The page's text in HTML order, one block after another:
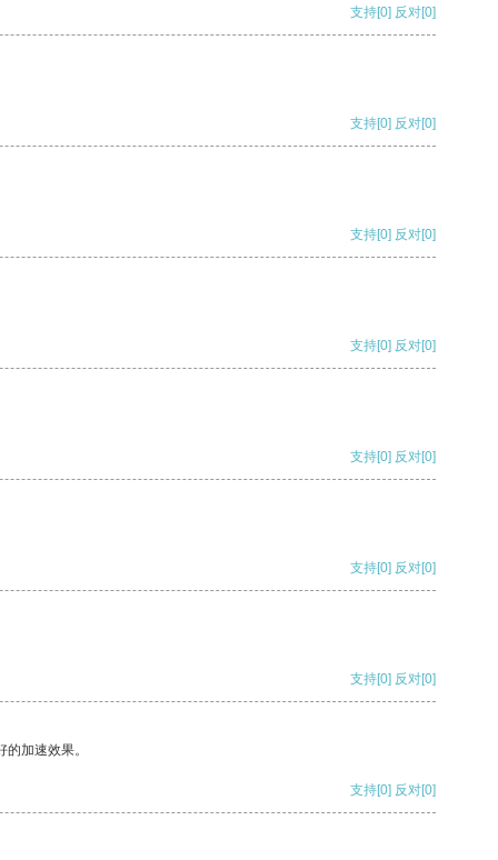
支持[0] 反对[0]
支持[0] 反对[0]
支持[0] 反对[0]
支持[0] 反对[0]
支持[0] 反对[0]
支持[0] 反对[0]
支持[0] 反对[0]
加速效果。
支持[0] 反对[0]